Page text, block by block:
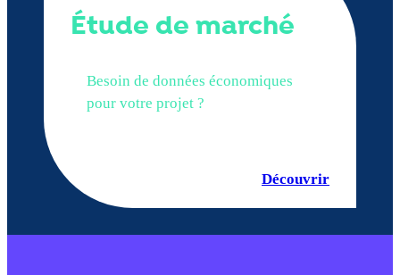
Étude de marché
Besoin de données économiques
pour votre projet ?
Découvrir